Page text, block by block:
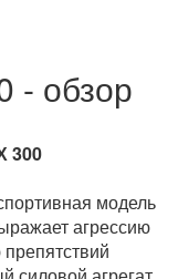
- обзор
300
модель
агрессию